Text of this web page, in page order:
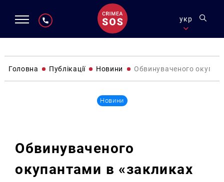
укр
Головна Публікації Новини Обвинуваченого
Новини
Обвинуваченого
окупантами в «закликах